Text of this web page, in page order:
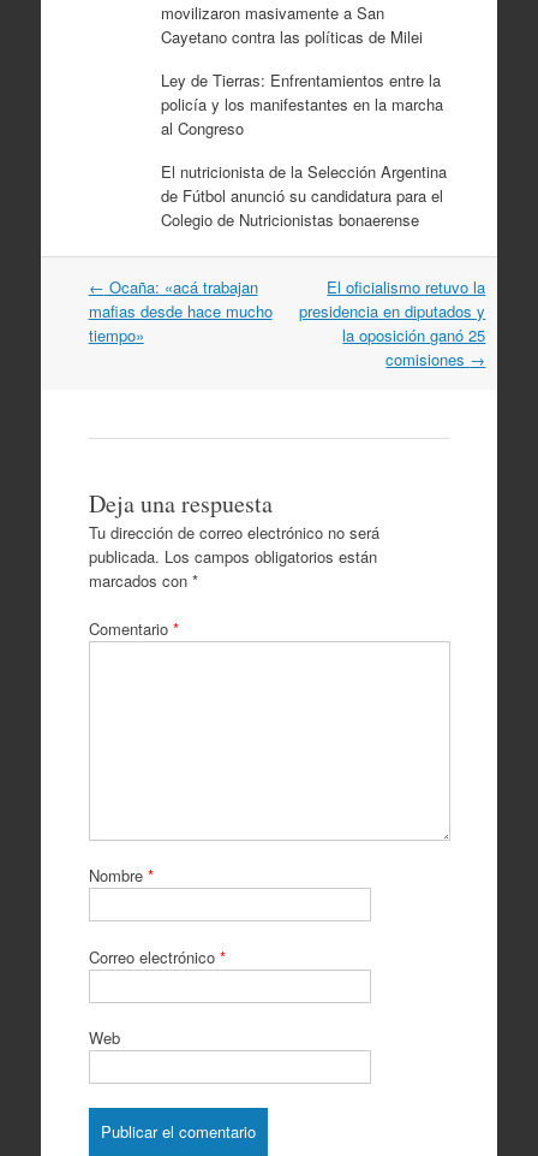
movilizaron masivamente a San
Cayetano contra las políticas de Milei
Ley de Tierras: Enfrentamientos entre la
policía y los manifestantes en la marcha
al Congreso
El nutricionista de la Selección Argentina
de Fútbol anunció su candidatura para el
Colegio de Nutricionistas bonaerense
Navegación
por
artículos
← Ocaña: «acá trabajan
mafias desde hace mucho
tiempo»
El oficialismo retuvo la
presidencia en diputados y
la oposición ganó 25
comisiones →
Deja una respuesta
Tu dirección de correo electrónico no será
publicada. Los campos obligatorios están
marcados con *
Comentario *
Nombre *
Correo electrónico *
Web